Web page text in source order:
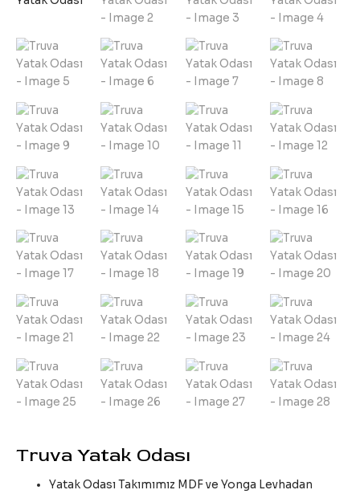
Truva Yatak Odası
Yatak Odası Takımımız MDF ve Yonga Levhadan